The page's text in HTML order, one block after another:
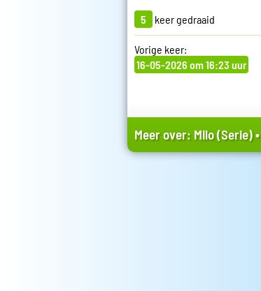
5 keer gedraaid
Vorige keer:
16-05-2026 om 16:23 uur
Meer over: Milo (Serie)•